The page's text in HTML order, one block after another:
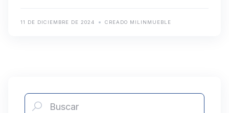
11 DE DICIEMBRE DE 2024 CREADO MILINMUEBLE